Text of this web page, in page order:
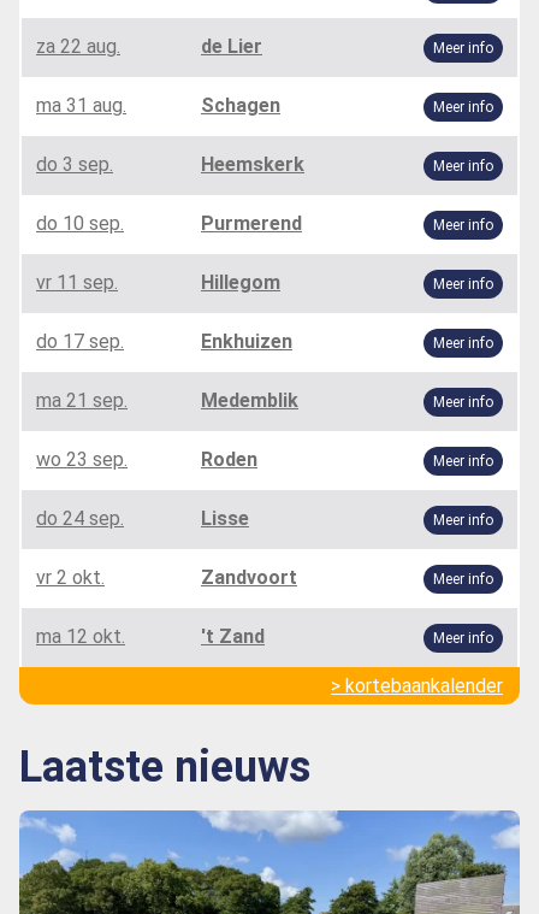
za 22 aug. de Lier Meer info
ma 31 aug. Schagen Meer info
do 3 sep. Heemskerk Meer info
do 10 sep. Purmerend Meer info
vr 11 sep. Hillegom Meer info
do 17 sep. Enkhuizen Meer info
ma 21 sep. Medemblik Meer info
wo 23 sep. Roden Meer info
do 24 sep. Lisse Meer info
vr 2 okt. Zandvoort Meer info
ma 12 okt. 't Zand Meer info
> kortebaankalender
Laatste nieuws